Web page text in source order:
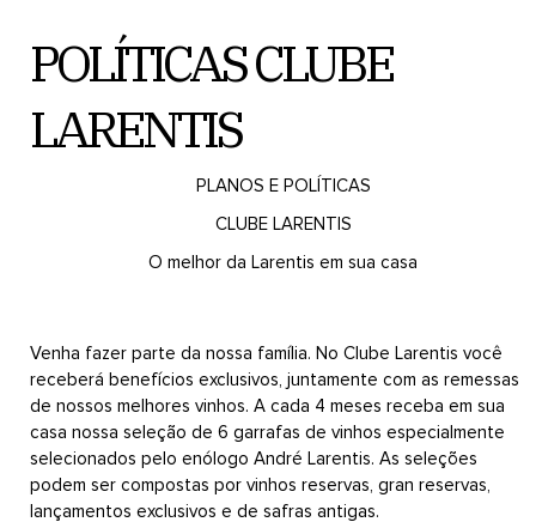
POLÍTICAS CLUBE
LARENTIS
PLANOS E POLÍTICAS
CLUBE LARENTIS
O melhor da Larentis em sua casa
Venha fazer parte da nossa família. No Clube Larentis você
receberá benefícios exclusivos, juntamente com as remessas
de nossos melhores vinhos. A cada 4 meses receba em sua
casa nossa seleção de 6 garrafas de vinhos especialmente
selecionados pelo enólogo André Larentis. As seleções
podem ser compostas por vinhos reservas, gran reservas,
lançamentos exclusivos e de safras antigas.